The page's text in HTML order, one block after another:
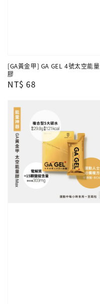
[GA黃金甲] GA GEL 4號太空能量
膠
Regular
NT$ 68